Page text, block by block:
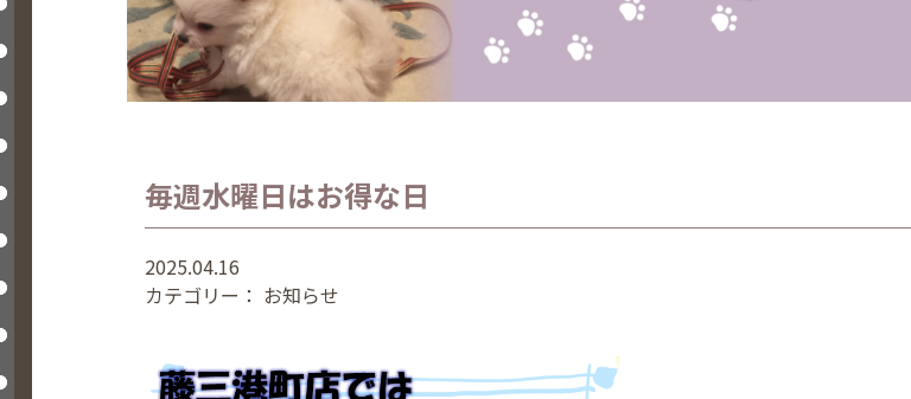
毎週水曜日はお得な日
2025.04.16
カテゴリー： お知らせ